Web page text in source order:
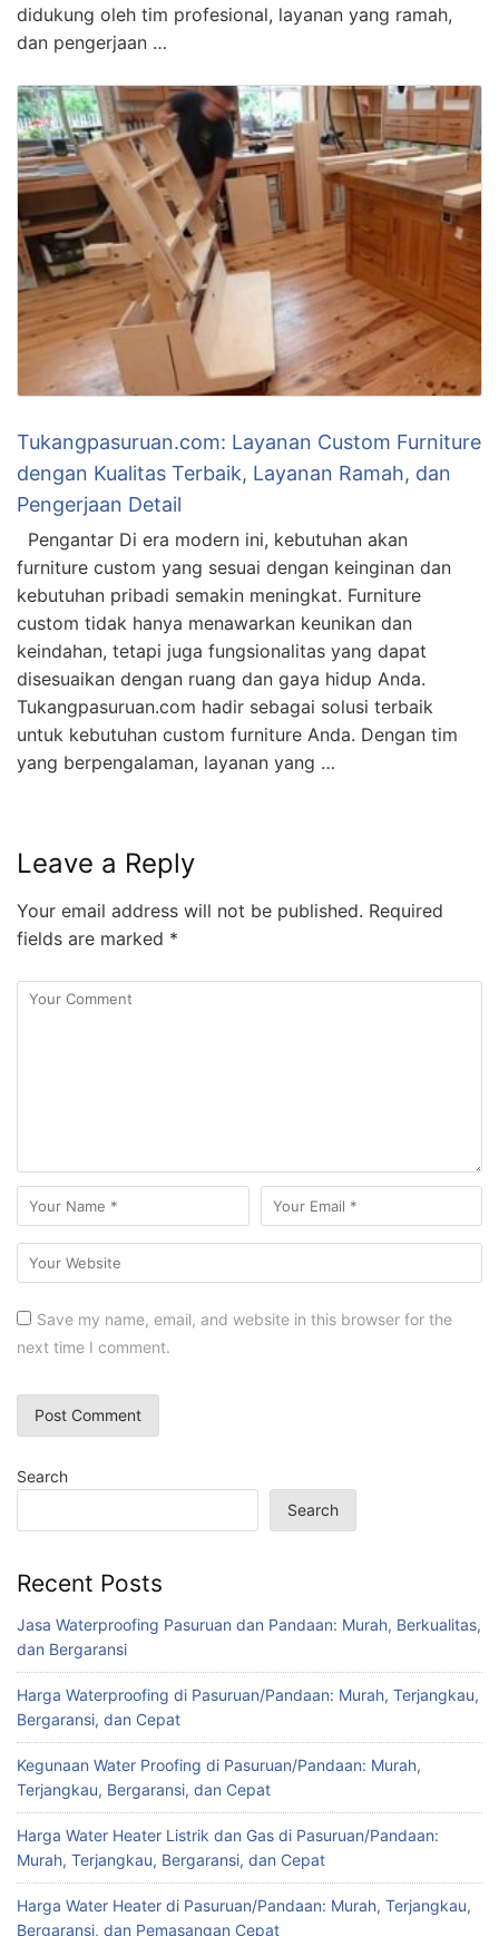
didukung oleh tim profesional, layanan yang ramah,
dan pengerjaan …
Tukangpasuruan.com: Layanan Custom Furniture
dengan Kualitas Terbaik, Layanan Ramah, dan
Pengerjaan Detail
Pengantar Di era modern ini, kebutuhan akan
furniture custom yang sesuai dengan keinginan dan
kebutuhan pribadi semakin meningkat. Furniture
custom tidak hanya menawarkan keunikan dan
keindahan, tetapi juga fungsionalitas yang dapat
disesuaikan dengan ruang dan gaya hidup Anda.
Tukangpasuruan.com hadir sebagai solusi terbaik
untuk kebutuhan custom furniture Anda. Dengan tim
yang berpengalaman, layanan yang …
Leave a Reply
Your email address will not be published. Required
fields are marked *
Save my name, email, and website in this browser for the
next time I comment.
Search
Search
Recent Posts
Jasa Waterproofing Pasuruan dan Pandaan: Murah, Berkualitas,
dan Bergaransi
Harga Waterproofing di Pasuruan/Pandaan: Murah, Terjangkau,
Bergaransi, dan Cepat
Kegunaan Water Proofing di Pasuruan/Pandaan: Murah,
Terjangkau, Bergaransi, dan Cepat
Harga Water Heater Listrik dan Gas di Pasuruan/Pandaan:
Murah, Terjangkau, Bergaransi, dan Cepat
Harga Water Heater di Pasuruan/Pandaan: Murah, Terjangkau,
Bergaransi, dan Pemasangan Cepat